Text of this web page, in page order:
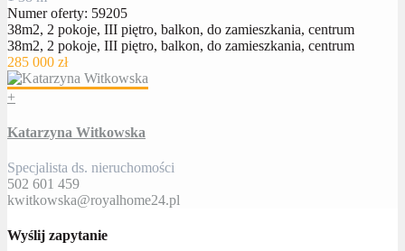
Numer oferty: 59205
38m2, 2 pokoje, III piętro, balkon, do zamieszkania, centrum
38m2, 2 pokoje, III piętro, balkon, do zamieszkania, centrum
285 000 zł
+
Katarzyna Witkowska
Specjalista ds. nieruchomości
502 601 459
kwitkowska@royalhome24.pl
Wyślij zapytanie